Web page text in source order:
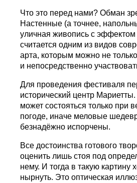
Что это перед нами? Обман
Настенные (а точнее,
уличная живопись с
считается одним из видов
арта, которым можно не
и непосредственно
Для проведения фестиваля
исторический центр
может состояться только при
погоде, иначе меловые
безнадёжно испорчены.
Все достоинства готового
оценить лишь стоя под
нему. И тогда в такую картину
нырнуть. Это оптическая